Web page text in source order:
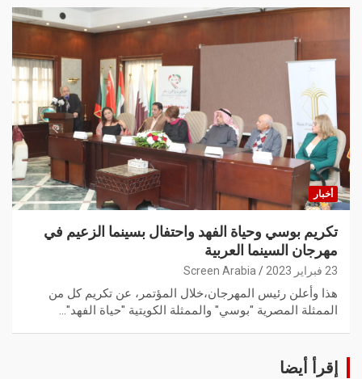
أخبار
تكريم بوسي وحياة الفهد واحتفال بسينما الزعيم في
مهرجان السينما العربية
23 فبراير 2023 Screen Arabia
هذا وأعلن رئيس المهرجان،خلال المؤتمر، عن تكريم كل من
الممثلة المصرية "بوسي" والممثلة الكويتية "حياة الفهد"…
إقرأ أيضا